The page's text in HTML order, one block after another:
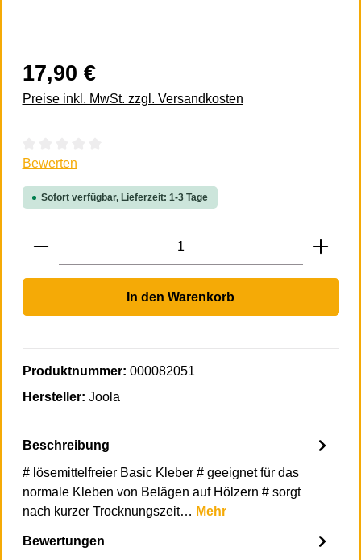
17,90 €
Preise inkl. MwSt. zzgl. Versandkosten
Durchschnittliche Bewertung von 0 von 5 Sternen
Bewerten
Sofort verfügbar, Lieferzeit: 1-3 Tage
Produkt Anzahl: Gib den gewünschten
In den Warenkorb
Produktnummer: 000082051
Hersteller: Joola
Beschreibung
# lösemittelfreier Basic Kleber # geeignet für das
normale Kleben von Belägen auf Hölzern # sorgt
nach kurzer Trocknungszeit… Mehr
Bewertungen